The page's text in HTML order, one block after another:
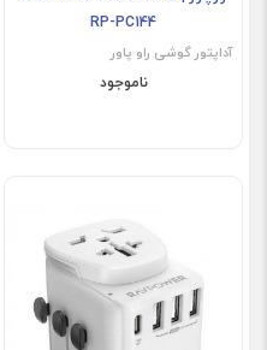
RP-PC144
آداپتور گوشی راو پاور
ناموجود